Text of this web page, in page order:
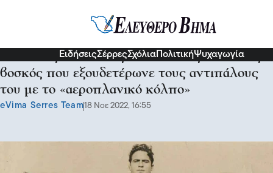
ΕιδήσειςΣέρρεςΣχόλια ΠολιτικήΨυχαγωγία
Ανίκητος παλαιστής: Ο ταπεινός Έλληνας
βοσκός που εξουδετέρωνε τους αντιπάλους
του με το «αεροπλανικό κόλπο»
eVima Serres Team18 Νοε 2022, 16:55